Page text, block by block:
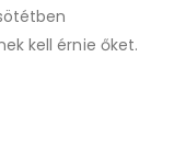
kell érnie őket.